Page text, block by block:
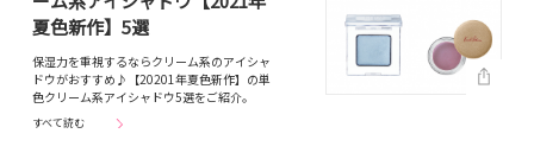
夏色新作】5選
保湿力を重視するならクリーム系のアイシャ
ドウがおすすめ♪【20201年夏色新作】の単
色クリーム系アイシャドウ5選をご紹介。
すべて読む